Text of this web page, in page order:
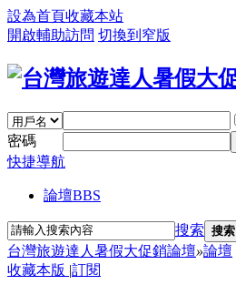
設為首頁收藏本站
開啟輔助訪問 切換到窄版
密碼
快捷導航
論壇BBS
搜索 搜索
台灣旅遊達人暑假大促銷論壇»論壇
收藏本版 |訂閱